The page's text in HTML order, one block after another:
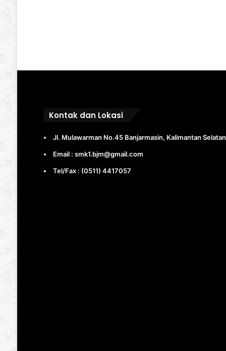
Kontak dan Lokasi
Jl. Mulawarman No.45 Banjarmasin, Kalimantan Selatan
Email : smk1.bjm@gmail.com
Tel/Fax : (0511) 4417057